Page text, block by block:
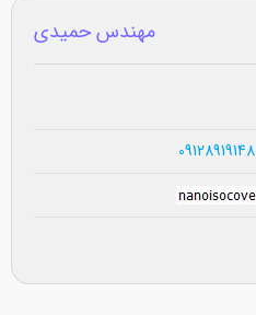
مهندس حمیدی
09128919148